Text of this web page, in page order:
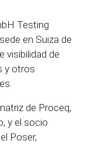
Testing
en Suiza de
visibilidad de
y otros
de Proceq,
y el socio
Poser,